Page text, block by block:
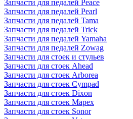
Запчасти для педалей Peace
Запчасти для педалей Pearl
Запчасти для педалей Tama
Запчасти для педалей Trick
Запчасти для педалей Yamaha
Запчасти для педалей Zowag
Запчасти для стоек и стульев
Запчасти для стоек Ahead
Запчасти для стоек Arborea
Запчасти для стоек Cympad
Запчасти для стоек Dixon
Запчасти для стоек Mapex
Запчасти для стоек Sonor